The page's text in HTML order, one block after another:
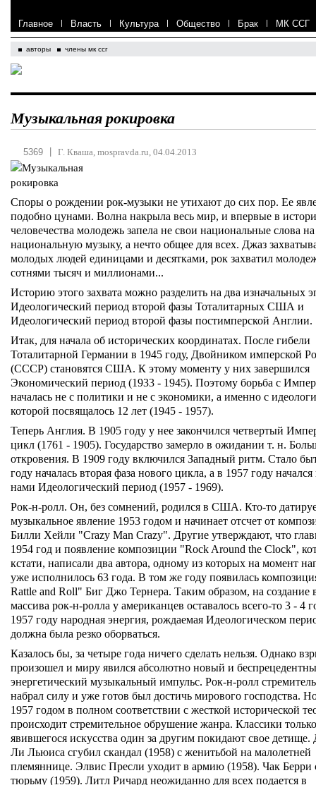
Главное | Власть | Культура | Общество | Брак | МК ССГ
авторы члены мк ссг
Музыкальная рокировка
5369 Г. Кваша, mospravda.ru, 04.04.2013
Споры о рождении рок-музыки не утихают до сих пор. Ее
подобно цунами. Волна накрыла весь мир, и впервые в
человечества молодежь запела не свои национальные слова
национальную музыку, а нечто общее для всех. Джаз
молодых людей единицами и десятками, рок захватил
сотнями тысяч и миллионами...
Историю этого захвата можно разделить на два изначальных
Идеологический период второй фазы Тоталитарных США и
Идеологический период второй фазы постимперской Англии.
Итак, для начала об исторических координатах. После гибели
Тоталитарной Германии в 1945 году, Двойником имперской
(СССР) становятся США. К этому моменту у них завершился
Экономический период (1933 - 1945). Поэтому борьба с
началась не с политики и не с экономики, а именно с
которой посвящалось 12 лет (1945 - 1957).
Теперь Англия. В 1905 году у нее закончился четвертый
цикл (1761 - 1905). Государство замерло в ожидании т. н.
откровения. В 1909 году включился Западный ритм. Стало
году началась вторая фаза нового цикла, а в 1957 году
нами Идеологический период (1957 - 1969).
Рок-н-ролл. Он, без сомнений, родился в США. Кто-то
музыкальное явление 1953 годом и начинает отсчет от
Билли Хейли "Crazy Man Crazy". Другие утверждают, что
1954 год и появление композиции "Rock Around the Clock",
кстати, написали два автора, одному из которых на момент
уже исполнилось 63 года. В том же году появилась
Rattle and Roll" Биг Джо Тернера. Таким образом, на создание
массива рок-н-ролла у американцев оставалось всего-то 3 - 4
1957 году народная энергия, рождаемая Идеологическом
должна была резко оборваться.
Казалось бы, за четыре года ничего сделать нельзя. Однако
произошел и миру явился абсолютно новый и
энергетический музыкальный импульс. Рок-н-ролл
набрал силу и уже готов был достичь мирового господства. Но
1957 годом в полном соответствии с жесткой исторической
происходит стремительное обрушение жанра. Классики
явившегося искусства один за другим покидают свое
Ли Льюиса сгубил скандал (1958) с женитьбой на малолетней
племяннице. Элвис Пресли уходит в армию (1958). Чак Берри
тюрьму (1959). Литл Ричард неожиданно для всех подается в